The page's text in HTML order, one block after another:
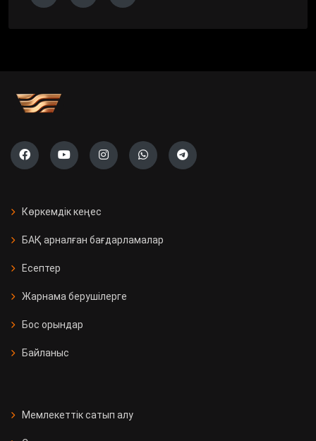
Көркемдік кеңес
БАҚ арналған бағдарламалар
Есептер
Жарнама берушілерге
Бос орындар
Байланыс
Мемлекеттік сатып алу